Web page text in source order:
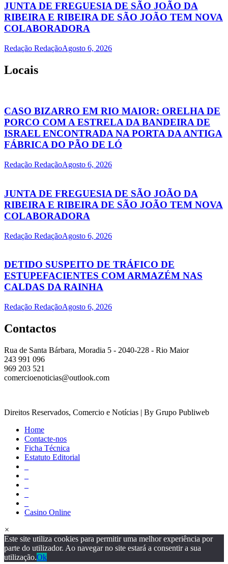
JUNTA DE FREGUESIA DE SÃO JOÃO DA
RIBEIRA E RIBEIRA DE SÃO JOÃO TEM NOVA
COLABORADORA
Redação RedaçãoAgosto 6, 2026
Locais
CASO BIZARRO EM RIO MAIOR: ORELHA DE
PORCO COM A ESTRELA DA BANDEIRA DE
ISRAEL ENCONTRADA NA PORTA DA ANTIGA
FÁBRICA DO PÃO DE LÓ
Redação RedaçãoAgosto 6, 2026
JUNTA DE FREGUESIA DE SÃO JOÃO DA
RIBEIRA E RIBEIRA DE SÃO JOÃO TEM NOVA
COLABORADORA
Redação RedaçãoAgosto 6, 2026
DETIDO SUSPEITO DE TRÁFICO DE
ESTUPEFACIENTES COM ARMAZÉM NAS
CALDAS DA RAINHA
Redação RedaçãoAgosto 6, 2026
Contactos
Rua de Santa Bárbara, Moradia 5 - 2040-228 - Rio Maior
243 991 096
969 203 521
comercioenoticias@outlook.com
Direitos Reservados, Comercio e Notícias | By Grupo Publiweb
Home
Contacte-nos
Ficha Técnica
Estatuto Editorial
Casino Online
×
Este site utiliza cookies para permitir uma melhor experiência por
parte do utilizador. Ao navegar no site estará a consentir a sua
utilização.Ok